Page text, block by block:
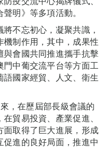
明》等多項活動。
不忘初心，凝聚共識，
制作用，其中，成果性
會國共同推進攜手抗擊
中葡交流平台等方面工
國家經貿、人文、衛生
，在歷屆部長級會議的
貿易投資、產業促進、
面取得了巨大進展，形成
進的良好局面，推進中